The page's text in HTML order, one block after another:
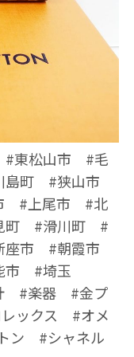
東松山市 #毛
町 #狭山市
#上尾市 #北
町 #滑川町 #
市 #朝霞市
市 #埼玉
#楽器 #金プ
ックス #オメ
ン #シャネル